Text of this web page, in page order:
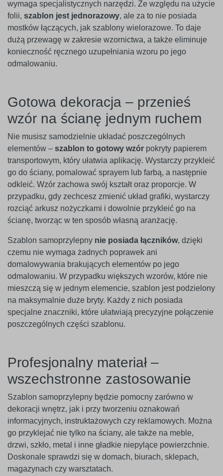
wymaga specjalistycznych narzędzi. Ze względu na użycie
folii, szablon jest jednorazowy, ale za to nie posiada
mostków łączących, jak szablony wielorazowe. To daje
dużą przewagę w zakresie wzornictwa, a także eliminuje
konieczność ręcznego uzupełniania wzoru po jego
odmalowaniu.
Gotowa dekoracja – przenieś
wzór na ścianę jednym ruchem
Nie musisz samodzielnie układać poszczególnych
elementów – szablon to gotowy wzór pokryty papierem
transportowym, który ułatwia aplikację. Wystarczy przykleić
go do ściany, pomalować sprayem lub farbą, a następnie
odkleić. Wzór zachowa swój kształt oraz proporcje. W
przypadku, gdy zechcesz zmienić układ grafiki, wystarczy
rozciąć arkusz nożyczkami i dowolnie przykleić go na
ścianę, tworząc w ten sposób własną aranżację.
Szablon samoprzylepny nie posiada łączników, dzięki
czemu nie wymaga żadnych poprawek ani
domalowywania brakujących elementów po jego
odmalowaniu. W przypadku większych wzorów, które nie
mieszczą się w jednym elemencie, szablon jest podzielony
na maksymalnie duże bryty. Każdy z nich posiada
specjalne znaczniki, które ułatwiają precyzyjne połączenie
poszczególnych części szablonu.
Profesjonalny materiał –
wszechstronne zastosowanie
Szablon samoprzylepny będzie pomocny zarówno w
dekoracji wnętrz, jak i przy tworzeniu oznakowań
informacyjnych, instruktażowych czy reklamowych. Można
go przyklejać nie tylko na ściany, ale także na meble,
drzwi, szkło, metal i inne gładkie niepylące powierzchnie.
Doskonale sprawdzi się w domach, biurach, sklepach,
magazynach czy warsztatach.